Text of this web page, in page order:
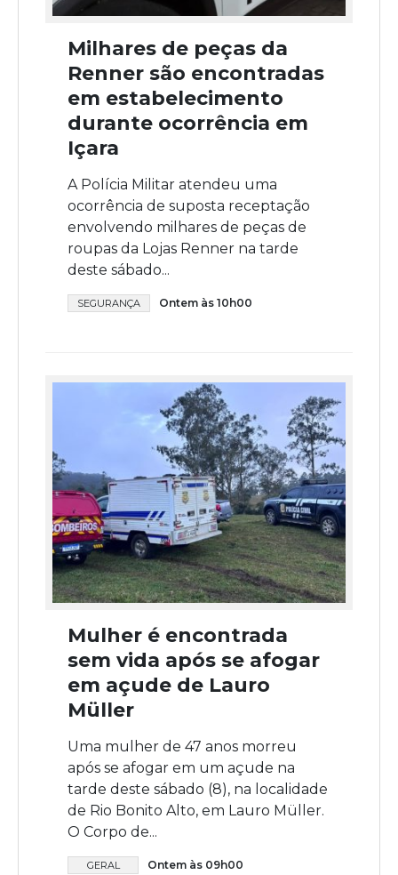
Milhares de peças da
Renner são encontradas
em estabelecimento
durante ocorrência em
Içara
A Polícia Militar atendeu uma
ocorrência de suposta receptação
envolvendo milhares de peças de
roupas da Lojas Renner na tarde
deste sábado...
SEGURANÇA Ontem às 10h00
Mulher é encontrada
sem vida após se afogar
em açude de Lauro
Müller
Uma mulher de 47 anos morreu
após se afogar em um açude na
tarde deste sábado (8), na localidade
de Rio Bonito Alto, em Lauro Müller.
O Corpo de...
GERAL Ontem às 09h00